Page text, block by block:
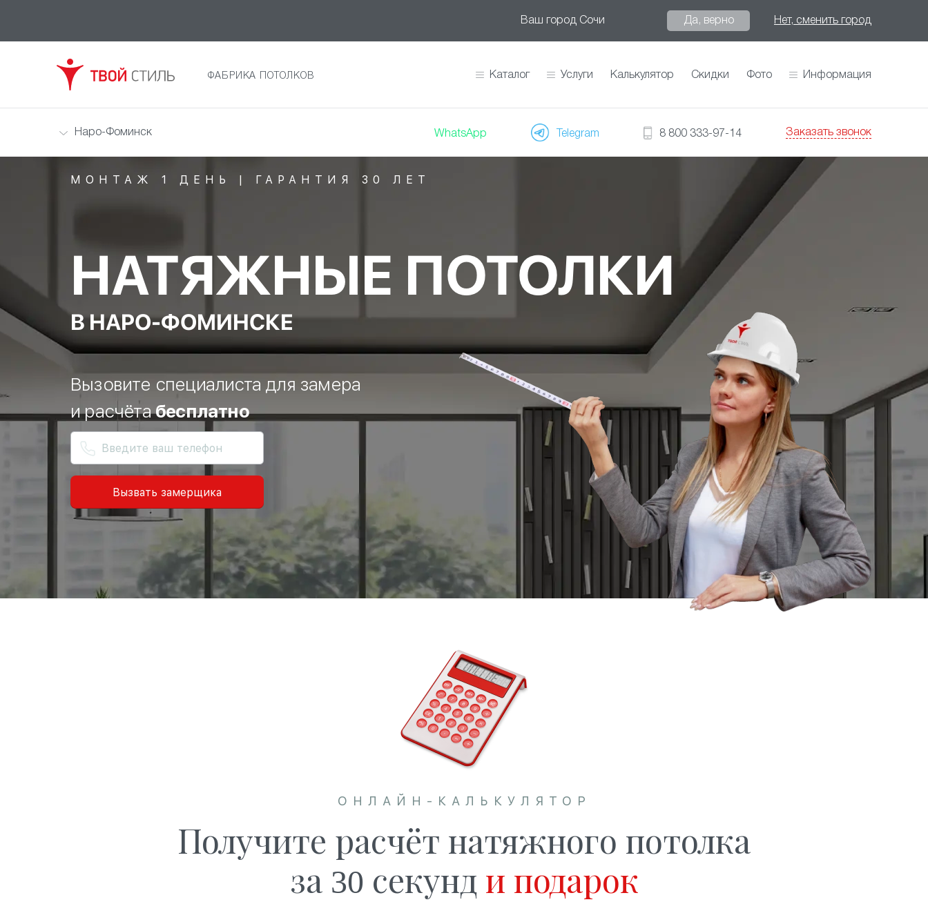
Ваш город Сочи Да, верно Нет, сменить город
ФАБРИКА ПОТОЛКОВ Каталог Услуги Калькулятор Скидки Фото Информация
Наро-Фоминск WhatsApp Telegram 8 800 333-97-14 Заказать звонок
МОНТАЖ 1 ДЕНЬ | ГАРАНТИЯ 30 ЛЕТ
НАТЯЖНЫЕ ПОТОЛКИ
В НАРО-ФОМИНСКЕ
Вызовите специалиста для замера
и расчётабесплатно
Вызвать замерщика
ОНЛАЙН-КАЛЬКУЛЯТОР
Получите расчёт натяжного потолка
за 30 секунд и подарок